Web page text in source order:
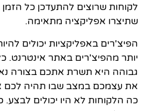
לקוחות שרוצים להתעדכן כל
שתיצרו אפליקציה מתאימה.
הפיצ'רים באפליקציות יכולים
יותר מהפיצ'רים באתר אינטרנט.
גבוהה היא תשרת אתכם בצורה
את עצמכם במצב שבו תהיה לכם
כה הלקוחות לא היו יכולים לבצע.